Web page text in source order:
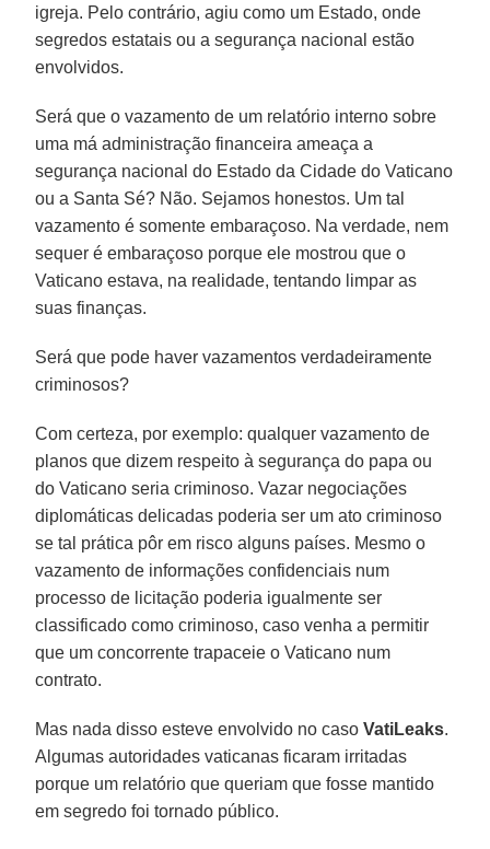
igreja. Pelo contrário, agiu como um Estado, onde
segredos estatais ou a segurança nacional estão
envolvidos.
Será que o vazamento de um relatório interno sobre
uma má administração financeira ameaça a
segurança nacional do Estado da Cidade do Vaticano
ou a Santa Sé? Não. Sejamos honestos. Um tal
vazamento é somente embaraçoso. Na verdade, nem
sequer é embaraçoso porque ele mostrou que o
Vaticano estava, na realidade, tentando limpar as
suas finanças.
Será que pode haver vazamentos verdadeiramente
criminosos?
Com certeza, por exemplo: qualquer vazamento de
planos que dizem respeito à segurança do papa ou
do Vaticano seria criminoso. Vazar negociações
diplomáticas delicadas poderia ser um ato criminoso
se tal prática pôr em risco alguns países. Mesmo o
vazamento de informações confidenciais num
processo de licitação poderia igualmente ser
classificado como criminoso, caso venha a permitir
que um concorrente trapaceie o Vaticano num
contrato.
Mas nada disso esteve envolvido no casoVatiLeaks.
Algumas autoridades vaticanas ficaram irritadas
porque um relatório que queriam que fosse mantido
em segredo foi tornado público.